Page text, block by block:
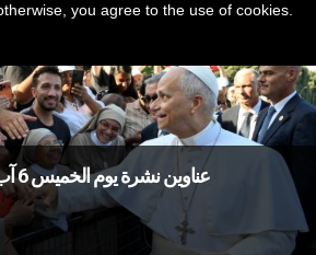
عناوين نشرة يوم الخميس 6 آب 2026: الأمانة للإنجيل
you agree to the use of cookies.